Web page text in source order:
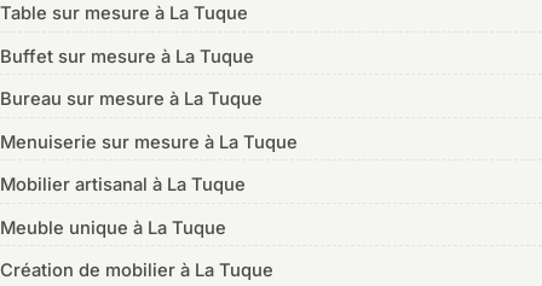
Table sur mesure à La Tuque
Buffet sur mesure à La Tuque
Bureau sur mesure à La Tuque
Menuiserie sur mesure à La Tuque
Mobilier artisanal à La Tuque
Meuble unique à La Tuque
Création de mobilier à La Tuque